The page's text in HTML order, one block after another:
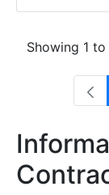
Showing 1